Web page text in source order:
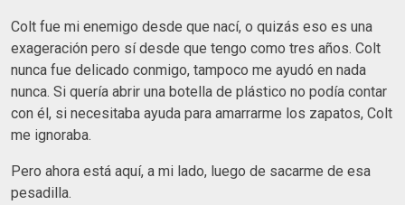
Colt fue mi enemigo desde que nací, o quizás eso es una
exageración pero sí desde que tengo como tres años. Colt
nunca fue delicado conmigo, tampoco me ayudó en nada
nunca. Si quería abrir una botella de plástico no podía contar
con él, si necesitaba ayuda para amarrarme los zapatos, Colt
me ignoraba.
Pero ahora está aquí, a mi lado, luego de sacarme de esa
pesadilla.